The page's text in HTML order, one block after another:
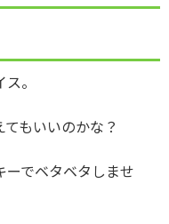
。
もいいのかな？
ーでベタベタしませ